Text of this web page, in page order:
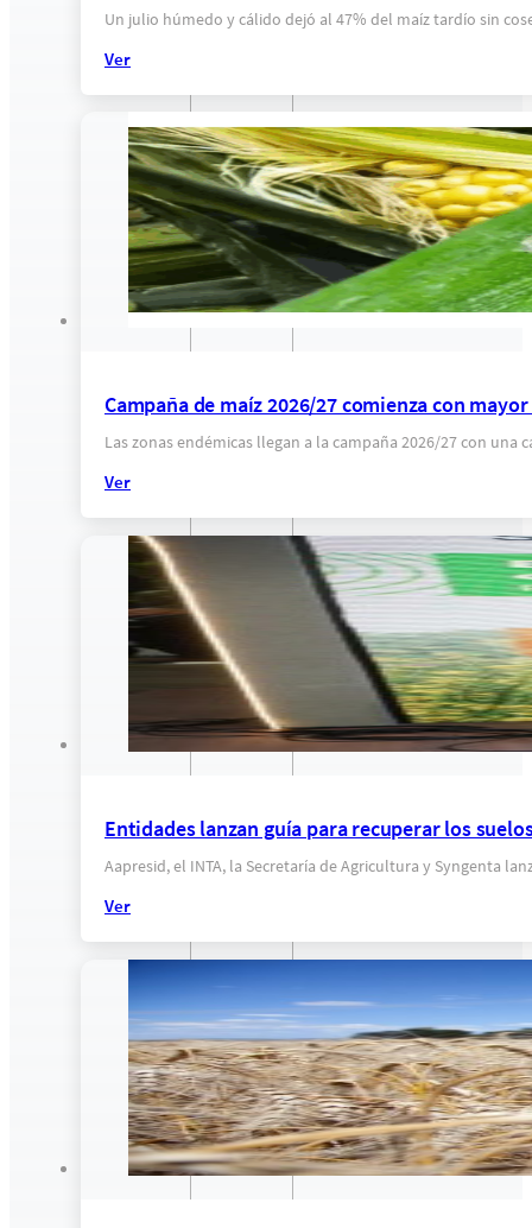
Un julio húmedo y cálido dejó al 47% del maíz tardío sin
Ver
Campaña de maíz 2026/27 comienza con
Las zonas endémicas llegan a la campaña 2026/27 con
Ver
Entidades lanzan guía para recuperar los
Aapresid, el INTA, la Secretaría de Agricultura y Syngenta
Ver